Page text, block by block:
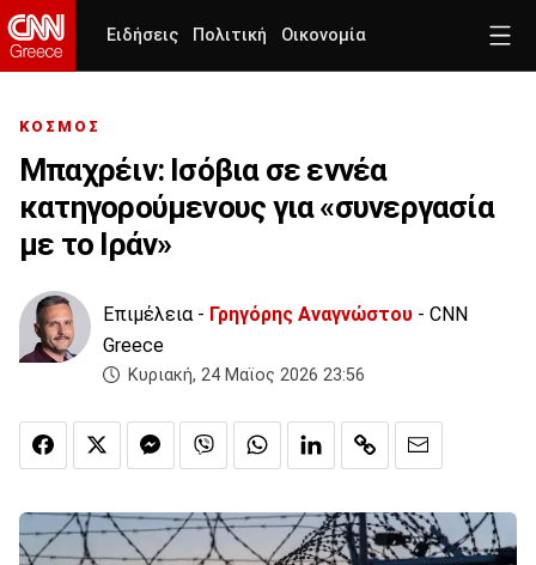
Ειδήσεις Πολιτική Οικονομία
ΚΟΣΜΟΣ
Μπαχρέιν: Ισόβια σε εννέα
κατηγορούμενους για «συνεργασία
με το Ιράν»
Επιμέλεια - Γρηγόρης Αναγνώστου - CNN
Greece
Κυριακή, 24 Μαϊος 2026 23:56